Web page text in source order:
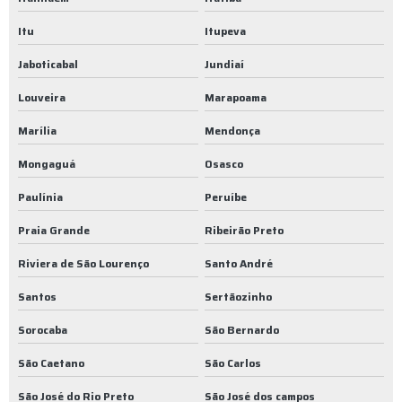
Coleta de resíduos orgânicos
Coleta de resíduos orgânicos sp
Coleta de resíduos sólidos industriais
Coleta e transporte de resíduo classe ii
Coleta e transporte de resíduos
Coleta transporte e destinação de lixo
Coleta transporte e destinação final de resíduos
Compactadores de lixo
Descarte de lixo comercial
Itu
Itupeva
Jaboticabal
Jundiaí
Louveira
Marapoama
Marília
Mendonça
Mongaguá
Osasco
Paulínia
Peruíbe
Praia Grande
Ribeirão Preto
Riviera de São Lourenço
Santo André
Santos
Sertãozinho
Sorocaba
São Bernardo
São Caetano
São Carlos
São José do Rio Preto
São José dos campos